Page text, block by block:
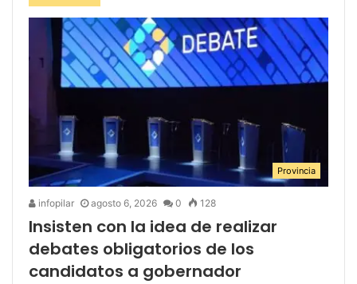
Provincia
infopilar agosto 6, 2026 0 128
Insisten con la idea de realizar
debates obligatorios de los
candidatos a gobernador